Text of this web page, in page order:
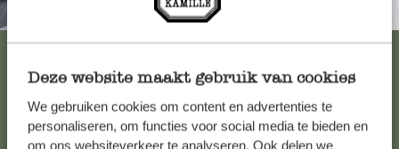
Deze website maakt gebruik van cookies
We gebruiken cookies om content en advertenties te
personaliseren, om functies voor social media te bieden en
om ons websiteverkeer te analyseren. Ook delen we
Immer in der Nähe
Kundenservice/Hilfe